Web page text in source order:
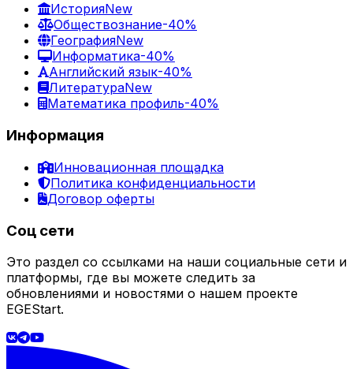
ИсторияNew
Обществознание-40%
ГеографияNew
Информатика-40%
Английский язык-40%
ЛитератураNew
Математика профиль-40%
Информация
Инновационная площадка
Политика конфиденциальности
Договор оферты
Соц сети
Это раздел со ссылками на наши социальные сети и
платформы, где вы можете следить за
обновлениями и новостями о нашем проекте
EGEStart.